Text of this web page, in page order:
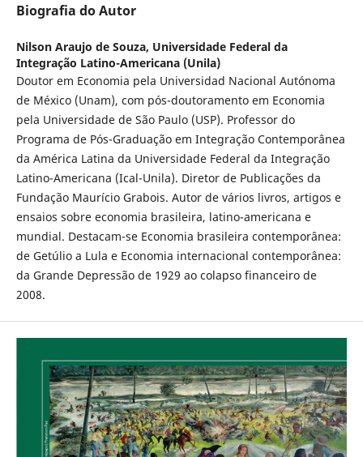
Biografia do Autor
Nilson Araujo de Souza, Universidade Federal da
Integração Latino-Americana (Unila)
Doutor em Economia pela Universidad Nacional Autónoma
de México (Unam), com pós-doutoramento em Economia
pela Universidade de São Paulo (USP). Professor do
Programa de Pós-Graduação em Integração Contemporânea
da América Latina da Universidade Federal da Integração
Latino-Americana (Ical-Unila). Diretor de Publicações da
Fundação Maurício Grabois. Autor de vários livros, artigos e
ensaios sobre economia brasileira, latino-americana e
mundial. Destacam-se Economia brasileira contemporânea:
de Getúlio a Lula e Economia internacional contemporânea:
da Grande Depressão de 1929 ao colapso financeiro de
2008.